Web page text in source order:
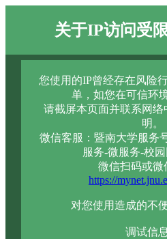
关于IP访问受
您使用的IP曾经存在风险
单，如您在可信环
请截屏本页面并联系网
明。
微信客服：暨南大学服务
服务-微服务-校
微信扫码或微
https://
对您使用造成的不
调试信